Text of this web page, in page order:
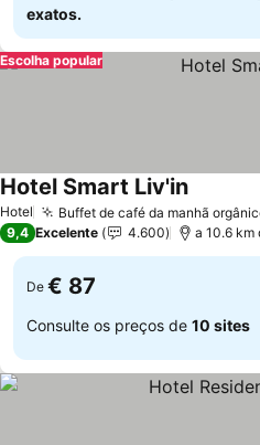
exatos.
Escolha popular
Hotel Buffet de café da manhã
Hotel Smart Liv'inVer
9,4 Excelente 4.600 a 10.6 km
De € 87
Consulte os preços de 10 sites